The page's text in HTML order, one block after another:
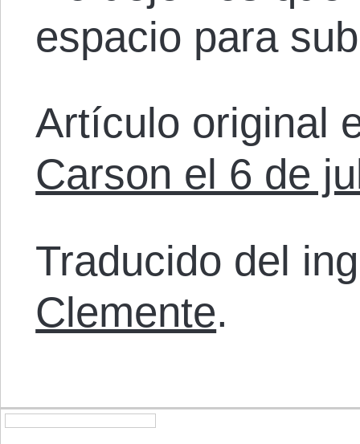
espacio para
Artículo original
Carson el 6 de
Traducido del
Clemente.